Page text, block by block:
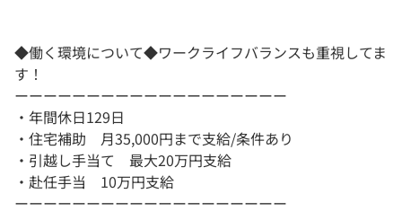
◆働く環境について◆ワークライフバランスも重視してま
す！
ーーーーーーーーーーーーーーーーーーー
・年間休日129日
・住宅補助 月35,000円まで支給/条件あり
・引越し手当て 最大20万円支給
・赴任手当 10万円支給
ーーーーーーーーーーーーーーーーーーー